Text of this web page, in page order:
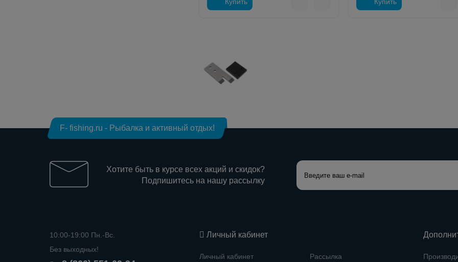
Купить Купить
F- fishing.ru - Рыбалка и активный отдых!
Хотите быть в курсе всех акций и скидок?
Подпишитесь на нашу рассылку
10:00-19:00 Пн.-Вс.
Без выходных!
Личный кабинет
Личный кабинет Рассылка